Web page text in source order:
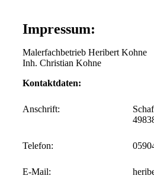
Impressum:
Malerfachbetrieb Heribert Kohne
Inh. Christian Kohne
Kontaktdaten:
Anschrift:
Telefon:
E-Mail: